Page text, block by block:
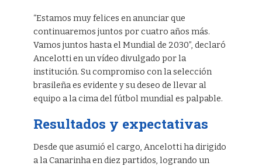
“Estamos muy felices en anunciar que
continuaremos juntos por cuatro años más.
Vamos juntos hasta el Mundial de 2030”, declaró
Ancelotti en un vídeo divulgado por la
institución. Su compromiso con la selección
brasileña es evidente y su deseo de llevar al
equipo a la cima del fútbol mundial es palpable.
Resultados y expectativas
Desde que asumió el cargo, Ancelotti ha dirigido
a la Canarinha en diez partidos, logrando un